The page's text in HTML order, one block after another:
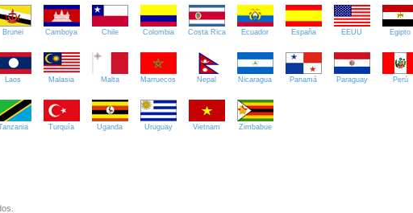
Brunei Camboya Chile Colombia Costa Rica Ecuador España EEUU Egipto
Laos Malasia Malta Marruecos Nepal Nicaragua Panamá Paraguay Perú
Turquía Uganda Uruguay Vietnam Zimbabue